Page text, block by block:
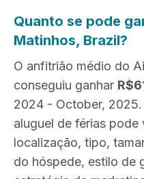
Quanto se pode
Matinhos, Brazil?
O anfitrião médio do
conseguiu ganhar
2024 - October,
aluguel de férias
localização, tipo,
do hóspede, estilo de